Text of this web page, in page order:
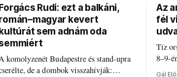
Rudi: ezt a balkáni,
kevert
sem adnám oda
komolyzenét Budapestre és stand-upra
de a dombok visszahívják:
Az
fél
Tíz
8–9-
Gál